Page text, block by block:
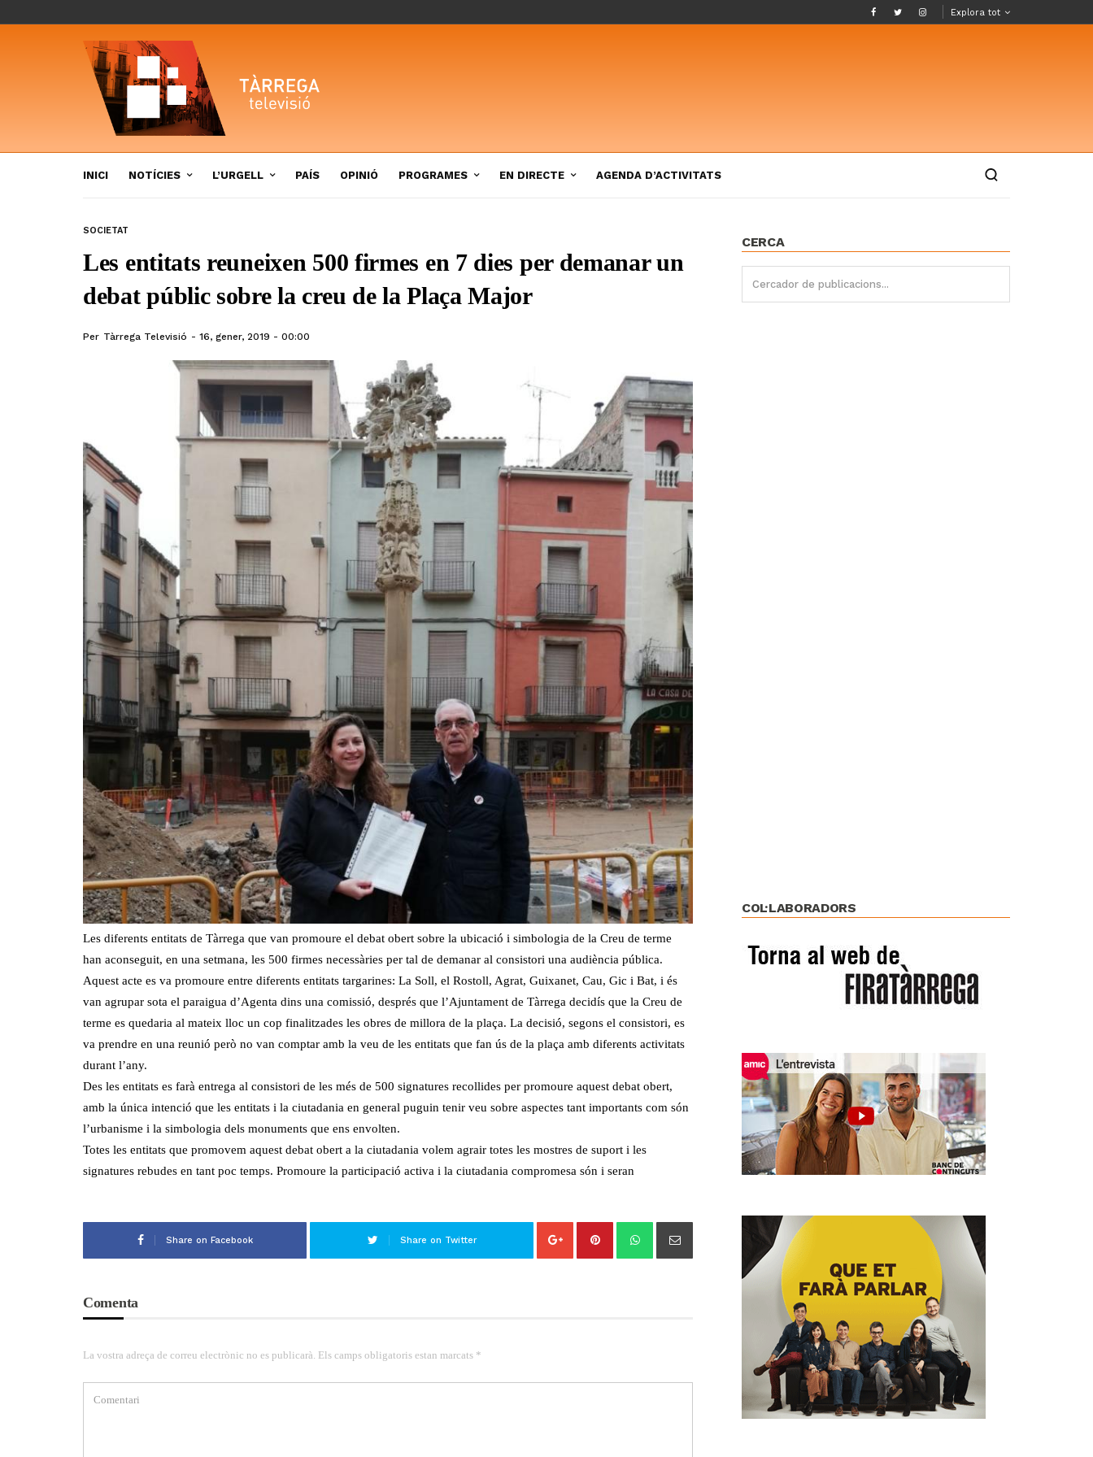
Explora tot
INICI NOTÍCIES L’URGELL PAÍS OPINIÓ PROGRAMES EN DIRECTE AGENDA D’ACTIVITATS
SOCIETAT
Les entitats reuneixen 500 firmes en 7 dies per demanar un
debat públic sobre la creu de la Plaça Major
Per Tàrrega Televisió 16, gener, 2019 - 00:00
Les diferents entitats de Tàrrega que van promoure el debat obert sobre la ubicació i simbologia de la Creu de terme
han aconseguit, en una setmana, les 500 firmes necessàries per tal de demanar al consistori una audiència pública.
Aquest acte es va promoure entre diferents entitats targarines: La Soll, el Rostoll, Agrat, Guixanet, Cau, Gic i Bat, i és
van agrupar sota el paraigua d’Agenta dins una comissió, després que l’Ajuntament de Tàrrega decidís que la Creu de
terme es quedaria al mateix lloc un cop finalitzades les obres de millora de la plaça. La decisió, segons el consistori, es
va prendre en una reunió però no van comptar amb la veu de les entitats que fan ús de la plaça amb diferents activitats
durant l’any.
Des les entitats es farà entrega al consistori de les més de 500 signatures recollides per promoure aquest debat obert,
amb la única intenció que les entitats i la ciutadania en general puguin tenir veu sobre aspectes tant importants com són
l’urbanisme i la simbologia dels monuments que ens envolten.
Totes les entitats que promovem aquest debat obert a la ciutadania volem agrair totes les mostres de suport i les
signatures rebudes en tant poc temps. Promoure la participació activa i la ciutadania compromesa són i seran
Share on Facebook Share on Twitter
Comenta
La vostra adreça de correu electrònic no es publicarà. Els camps obligatoris estan marcats *
CERCA
COL·LABORADORS